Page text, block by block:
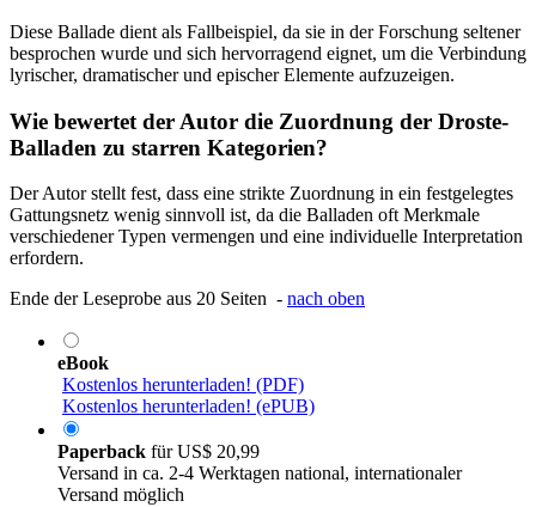
Diese Ballade dient als Fallbeispiel, da sie in der Forschung seltener
besprochen wurde und sich hervorragend eignet, um die Verbindung
lyrischer, dramatischer und epischer Elemente aufzuzeigen.
Wie bewertet der Autor die Zuordnung der Droste-
Balladen zu starren Kategorien?
Der Autor stellt fest, dass eine strikte Zuordnung in ein festgelegtes
Gattungsnetz wenig sinnvoll ist, da die Balladen oft Merkmale
verschiedener Typen vermengen und eine individuelle Interpretation
erfordern.
Ende der Leseprobe aus 20 Seiten - nach oben
eBook
Kostenlos herunterladen! (PDF)
Kostenlos herunterladen! (ePUB)
Paperback fürUS$ 20,99
Versand in ca. 2-4 Werktagen national, internationaler
Versand möglich